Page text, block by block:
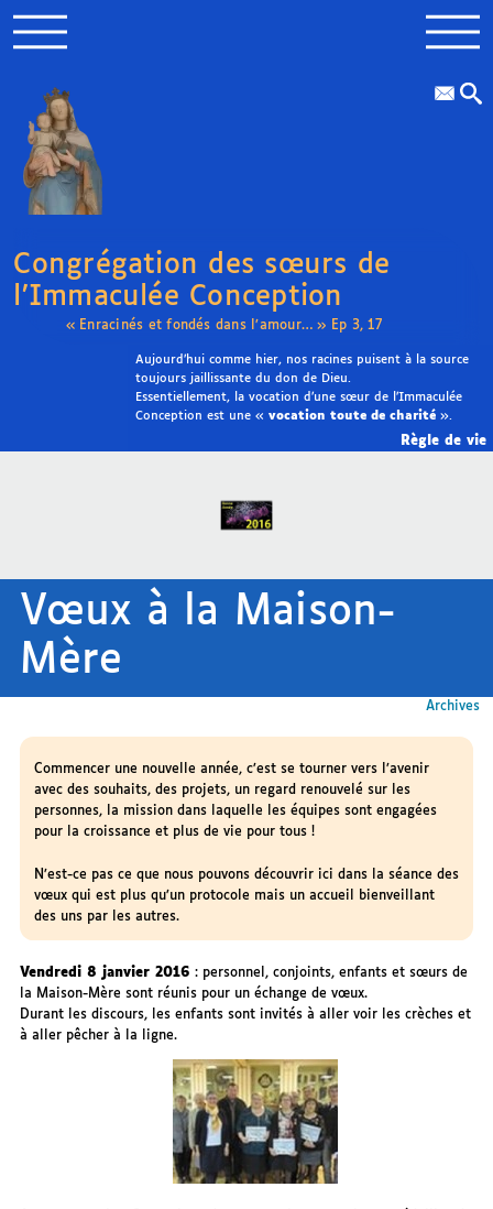
Congrégation des sœurs de
l’Immaculée Conception
« Enracinés et fondés dans l’amour… » Ep 3, 17
Règle de vie
Aujourd’hui comme hier, nos racines puisent à la source
toujours jaillissante du don de Dieu.
Essentiellement, la vocation d’une sœur de l’Immaculée
Conception est une « vocation toute de charité».
Vœux à la Maison-
Mère
Archives
Commencer une nouvelle année, c’est se tourner vers l’avenir
avec des souhaits, des projets, un regard renouvelé sur les
personnes, la mission dans laquelle les équipes sont engagées
pour la croissance et plus de vie pour tous !
N’est-ce pas ce que nous pouvons découvrir ici dans la séance des
vœux qui est plus qu’un protocole mais un accueil bienveillant
des uns par les autres.
Vendredi 8 janvier 2016 : personnel, conjoints, enfants et sœurs de
la Maison-Mère sont réunis pour un échange de vœux.
Durant les discours, les enfants sont invités à aller voir les crèches et
à aller pêcher à la ligne.